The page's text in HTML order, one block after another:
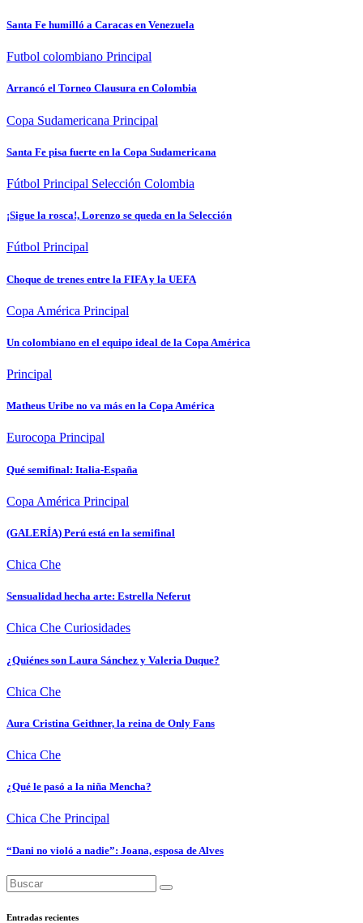
Santa Fe humilló a Caracas en Venezuela
Futbol colombiano Principal
Arrancó el Torneo Clausura en Colombia
Copa Sudamericana Principal
Santa Fe pisa fuerte en la Copa Sudamericana
Fútbol Principal Selección Colombia
¡Sigue la rosca!, Lorenzo se queda en la Selección
Fútbol Principal
Choque de trenes entre la FIFA y la UEFA
Copa América Principal
Un colombiano en el equipo ideal de la Copa América
Principal
Matheus Uribe no va más en la Copa América
Eurocopa Principal
Qué semifinal: Italia-España
Copa América Principal
(GALERÍA) Perú está en la semifinal
Chica Che
Sensualidad hecha arte: Estrella Neferut
Chica Che Curiosidades
¿Quiénes son Laura Sánchez y Valeria Duque?
Chica Che
Aura Cristina Geithner, la reina de Only Fans
Chica Che
¿Qué le pasó a la niña Mencha?
Chica Che Principal
“Dani no violó a nadie”: Joana, esposa de Alves
Entradas recientes